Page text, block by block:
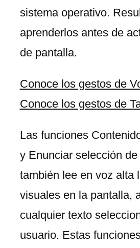
sistema operativo.
aprenderlos antes de
de pantalla.
Conoce los gestos de
Conoce los gestos de
Las funciones
y Enunciar selección de
también lee en voz alta
visuales en la pantalla,
cualquier texto
usuario. Estas